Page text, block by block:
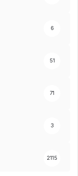
6
51
71
3
2115